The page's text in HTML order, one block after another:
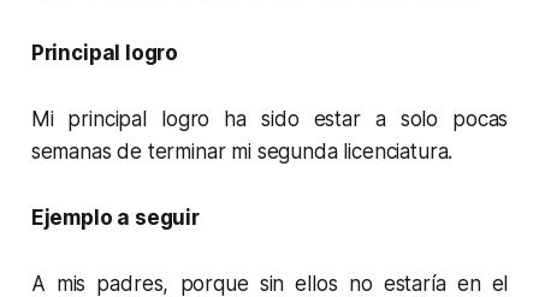
Principal logro
Mi principal logro ha sido estar a solo pocas
semanas de terminar mi segunda licenciatura.
Ejemplo a seguir
A mis padres, porque sin ellos no estaría en el